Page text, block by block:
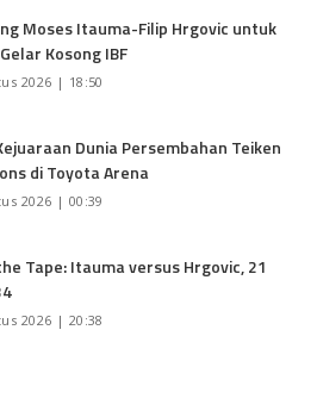
Moses Itauma-Filip Hrgovic untuk
Kosong IBF
2026 | 18:50
Dunia Persembahan Teiken
di Toyota Arena
2026 | 00:39
Tape: Itauma versus Hrgovic, 21
2026 | 20:38